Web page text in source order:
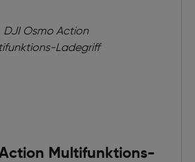
Multifunktions-